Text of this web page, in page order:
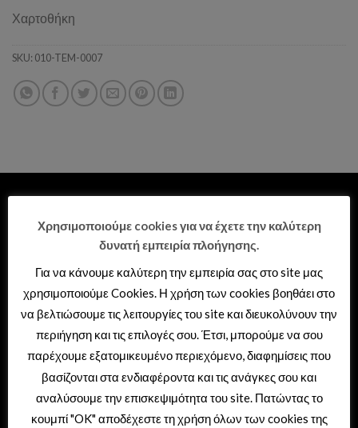
Χαρτοθήκη
SKU: 010-TEM-0007
ΕΞΟΠΛΙΣΜΟΣ
Διεύθυνση: Θερμαϊκού 41,
Σταυρούπολη – Θεσσαλονίκη
Τηλέφωνο: 2310 692999
e-mail: sales@tema.gr
Χρησιμοποιούμε cookies για να έχετε την καλύτερη
δυνατή εμπειρία πλοήγησης.
Για να κάνουμε καλύτερη την εμπειρία σας στο site μας
χρησιμοποιούμε Cookies. Η χρήση των cookies βοηθάει στο
να βελτιώσουμε τις λειτουργίες του site και διευκολύνουν την
περιήγηση και τις επιλογές σου. Έτσι, μπορούμε να σου
παρέχουμε εξατομικευμένο περιεχόμενο, διαφημίσεις που
βασίζονται στα ενδιαφέροντα και τις ανάγκες σου και
αναλύσουμε την επισκεψιμότητα του site. Πατώντας το
κουμπί "OK" αποδέχεστε τη χρήση όλων των cookies της